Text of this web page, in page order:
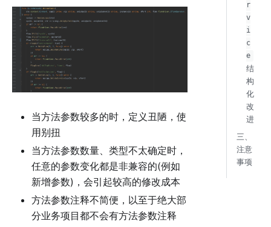
当方法参数较多的时，定义丑陋，使
用别扭
当方法参数数量、类型不太确定时，
任意的参数变化都是非兼容的(例如
新增参数)，会引起较高的修改成本
方法参数注释不简便，以至于绝大部
分业务项目都不会有方法参数注释
r
v
i
c
e
结
构
化
改
进
三、
注意
事项